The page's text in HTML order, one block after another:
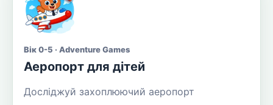
Вік 0-5 · Adventure Games
Аеропорт для дітей
Досліджуй захоплюючий аеропорт